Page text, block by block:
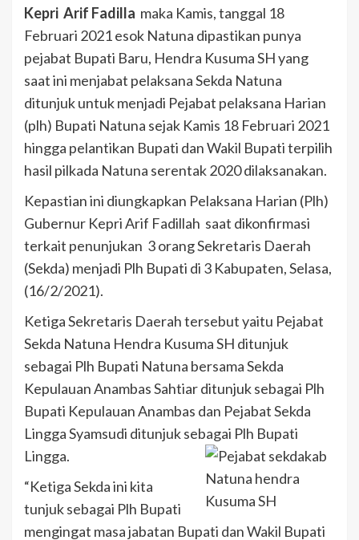
Kepri Arif Fadilla maka Kamis, tanggal 18
Februari 2021 esok Natuna dipastikan punya
pejabat Bupati Baru, Hendra Kusuma SH yang
saat ini menjabat pelaksana Sekda Natuna
ditunjuk untuk menjadi Pejabat pelaksana Harian
(plh) Bupati Natuna sejak Kamis 18 Februari 2021
hingga pelantikan Bupati dan Wakil Bupati terpilih
hasil pilkada Natuna serentak 2020 dilaksanakan.
Kepastian ini diungkapkan Pelaksana Harian (Plh)
Gubernur Kepri Arif Fadillah saat dikonfirmasi
terkait penunjukan 3 orang Sekretaris Daerah
(Sekda) menjadi Plh Bupati di 3 Kabupaten, Selasa,
(16/2/2021).
Ketiga Sekretaris Daerah tersebut yaitu Pejabat
Sekda Natuna Hendra Kusuma SH ditunjuk
sebagai Plh Bupati Natuna bersama Sekda
Kepulauan Anambas Sahtiar ditunjuk sebagai Plh
Bupati Kepulauan Anambas dan Pejabat Sekda
Lingga Syamsudi ditunjuk sebagai Plh Bupati
Lingga.
“Ketiga Sekda ini kita
tunjuk sebagai Plh Bupati
mengingat masa jabatan Bupati dan Wakil Bupati